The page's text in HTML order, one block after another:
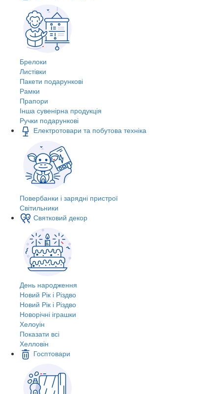
Брелоки
Листівки
Пакети подарункові
Рамки
Прапори
Інша сувенірна продукція
Ручки подарункові
Електротовари та побутова техніка
Повербанки і зарядні пристрої
Світильники
Святковий декор
День народження
Новий Рік і Різдво
Новий Рік і Різдво
Новорічні іграшки
Хелоуін
Показати всі
Хелловін
Госптовари